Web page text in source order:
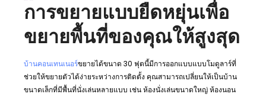
การขยายแบบยืดหยุ่นเพื่อ
ขยายพื้นที่ของคุณให้สูงสุด
บ้านคอนเทนเนอร์ขยายได้ขนาด 30 ฟุตนี้มีการออกแบบแบบโมดูลาร์ที่
ช่วยให้ขยายตัวได้ง่ายระหว่างการติดตั้ง คุณสามารถเปลี่ยนให้เป็นบ้าน
ขนาดเล็กที่มีพื้นที่นั่งเล่นหลายแบบ เช่น ห้องนั่งเล่นขนาดใหญ่ ห้องนอน